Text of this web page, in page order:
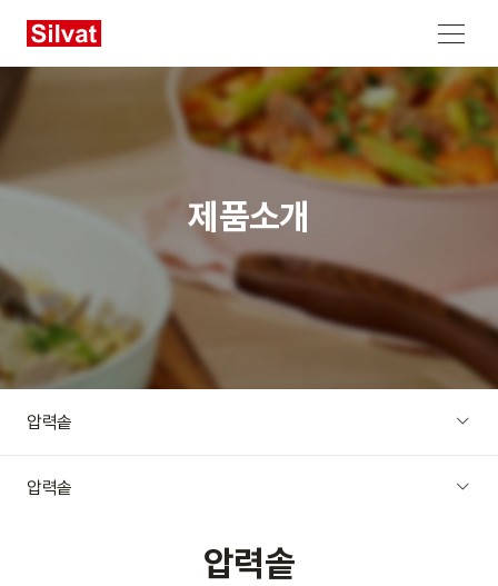
메뉴 열기
제품소개
압력솥
압력솥
압력솥